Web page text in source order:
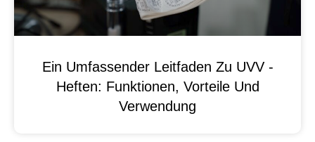
Ein Umfassender Leitfaden Zu UVV -
Heften: Funktionen, Vorteile Und
Verwendung